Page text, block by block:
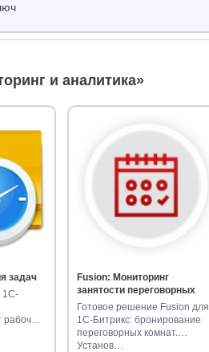
и аналитика»
задач
1С-
рабочих
Fusion: Мониторинг
занятости переговорных
Готовое решение Fusion для
1С-Битрикс: бронирование
переговорных комнат.
Установ…